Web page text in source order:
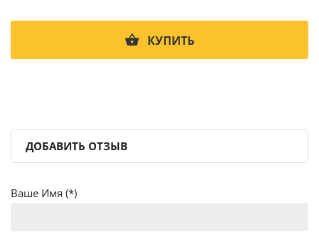
КУПИТЬ
ДОБАВИТЬ ОТЗЫВ
Ваше Имя (*)